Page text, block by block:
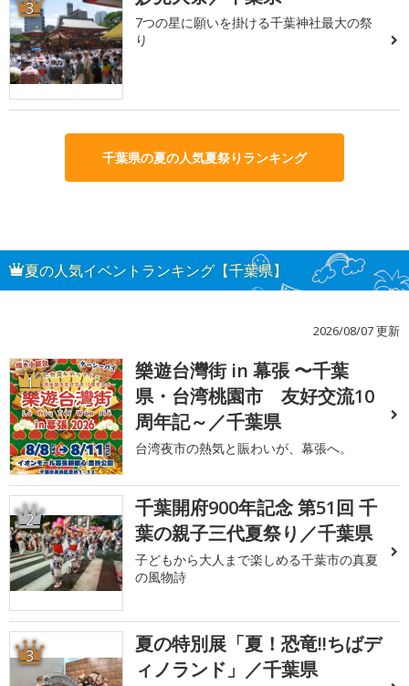
3
7つの星に願いを掛ける千葉神社最大の祭
り
千葉県の夏の人気夏祭りランキング
夏の人気イベントランキング【千葉県】
2026/08/07 更新
1
樂遊台灣街 in 幕張 〜千葉
県・台湾桃園市 友好交流10
周年記～／千葉県
台湾夜市の熱気と賑わいが、幕張へ。
2
千葉開府900年記念 第51回 千
葉の親子三代夏祭り／千葉県
子どもから大人まで楽しめる千葉市の真夏
の風物詩
3
夏の特別展「夏！恐竜!!ちばデ
ィノランド」／千葉県